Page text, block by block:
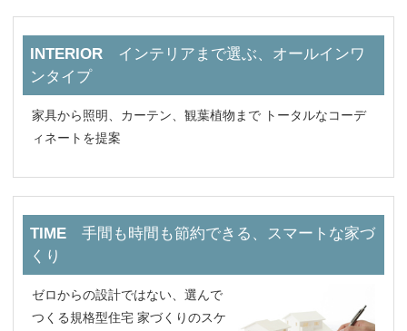
INTERIOR インテリアまで選ぶ、オールインワ
ンタイプ
家具から照明、カーテン、観葉植物まで トータルなコーデ
ィネートを提案
TIME 手間も時間も節約できる、スマートな家づ
くり
ゼロからの設計ではない、選んで
つくる規格型住宅 家づくりのスケ